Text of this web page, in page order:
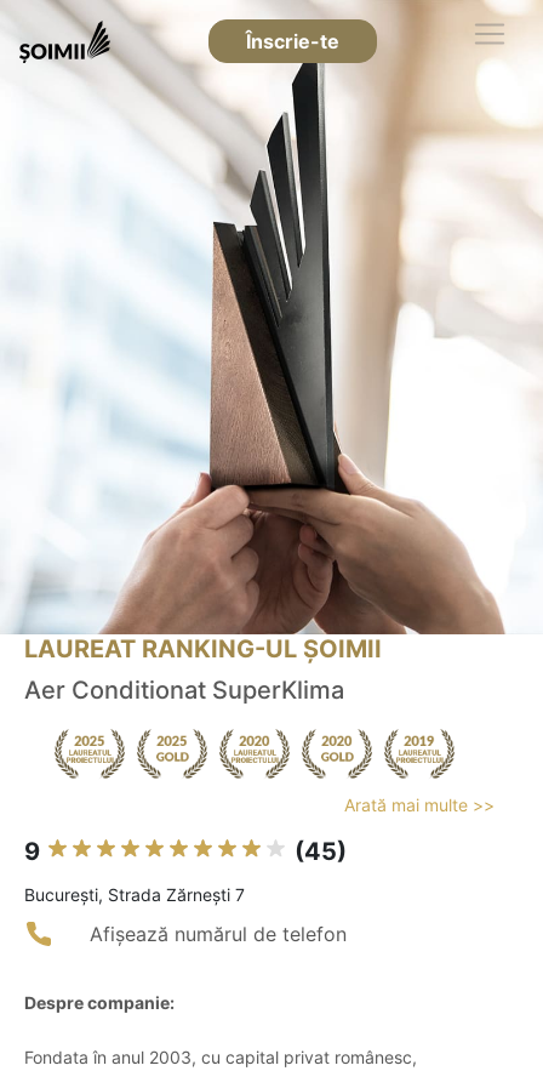
Înscrie-te
LAUREAT RANKING-UL ȘOIMII
Aer Conditionat SuperKlima
Arată mai multe >>
9 (45)
Bucureşti, Strada Zărnești 7
Afișează numărul de telefon
Despre companie:
Fondata în anul 2003, cu capital privat românesc,